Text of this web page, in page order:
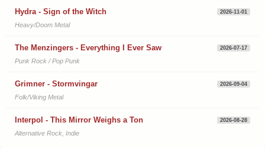
Hydra - Sign of the Witch 2026-11-01
Heavy/Doom Metal
The Menzingers - Everything I Ever Saw 2026-07-17
Punk Rock / Pop Punk
Grimner - Stormvingar 2026-09-04
Folk/Viking Metal
Interpol - This Mirror Weighs a Ton 2026-08-28
Alternative Rock, Indie